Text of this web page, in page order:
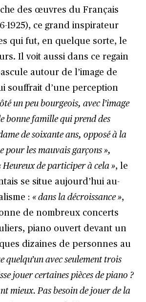
des œuvres du Français
1925), ce grand inspirateur
qui fut, en quelque sorte, le
Il voit aussi dans ce regain
autour de l’image de
souffrait d’une perception
un peu bourgeois, avec l’image
bonne famille qui prend des
de soixante ans, opposé à la
pour les mauvais garçons »,
Heureux de participer à cela », le
se situe aujourd’hui au-
: « dans la décroissance »,
de nombreux concerts
piano ouvert devant un
dizaines de personnes au
quelqu’un avec seulement trois
jouer certaines pièces de piano ?
mieux. Pas besoin de jouer de la